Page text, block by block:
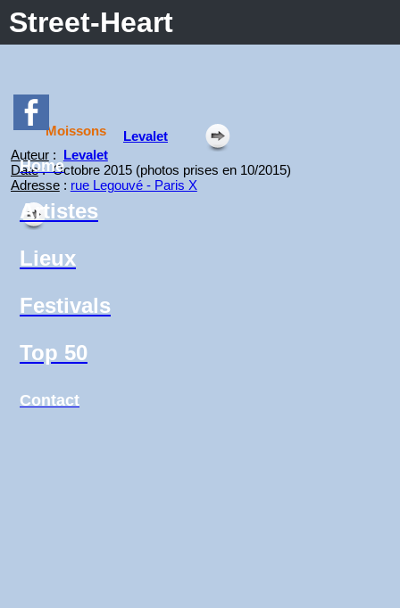
Street-Heart
Home
Artistes
Lieux
Festivals
Top 50
Contact
Moissons
Auteur: Levalet
Date: Octobre 2015 (photos prises en 10/2015)
Adresse: rue Legouvé - Paris X
Levalet